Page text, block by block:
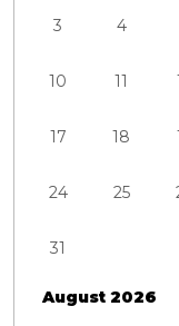
August 2026
3 4
10 11
17 18
24 25
31